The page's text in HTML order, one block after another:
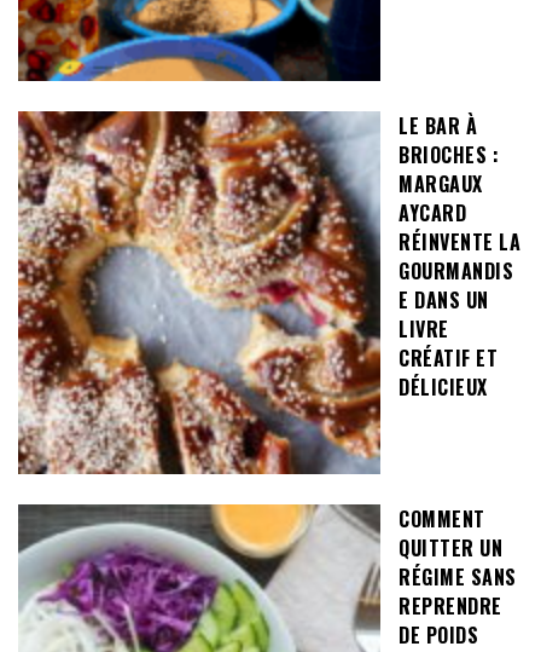
LE BAR À
BRIOCHES :
MARGAUX
AYCARD
RÉINVENTE LA
GOURMANDIS
E DANS UN
LIVRE
CRÉATIF ET
DÉLICIEUX
COMMENT
QUITTER UN
RÉGIME SANS
REPRENDRE
DE POIDS